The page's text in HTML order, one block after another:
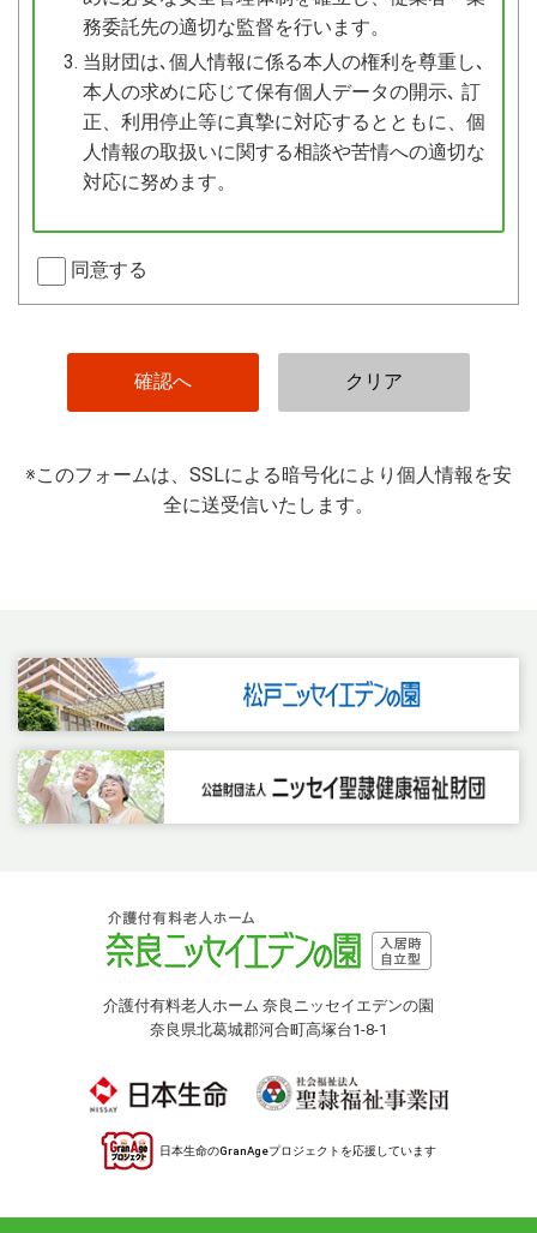
務委託先の適切な監督を行います。
当財団は､個人情報に係る本人の権利を尊重し､
本人の求めに応じて保有個人データの開示､ 訂
正、利用停止等に真摯に対応するとともに、個
人情報の取扱いに関する相談や苦情への適切な
対応に努めます。
同意する
※このフォームは、SSLによる暗号化により個人情報を安
全に送受信いたします。
介護付有料老人ホーム 奈良ニッセイエデンの園
奈良県北葛城郡河合町高塚台1-8-1
日本生命のGranAgeプロジェクトを応援しています